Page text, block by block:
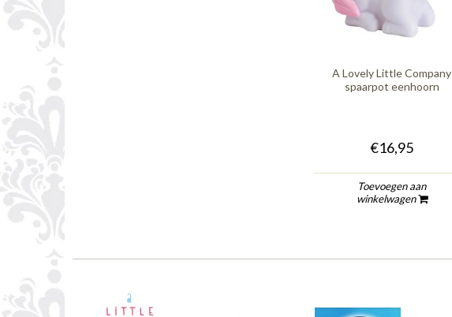
A Lovely Little Company
spaarpot eenhoorn
€16,95
Toevoegen aan
winkelwagen